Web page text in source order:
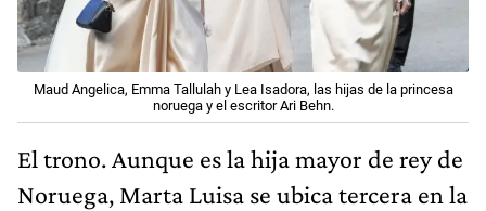
Maud Angelica, Emma Tallulah y Lea Isadora, las hijas de la princesa
noruega y el escritor Ari Behn.
El trono. Aunque es la hija mayor de rey de
Noruega, Marta Luisa se ubica tercera en la